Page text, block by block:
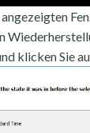
klicken Sie